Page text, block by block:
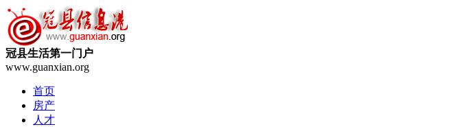
冠县生活第一门户
www.guanxian.org
首页
房产
人才